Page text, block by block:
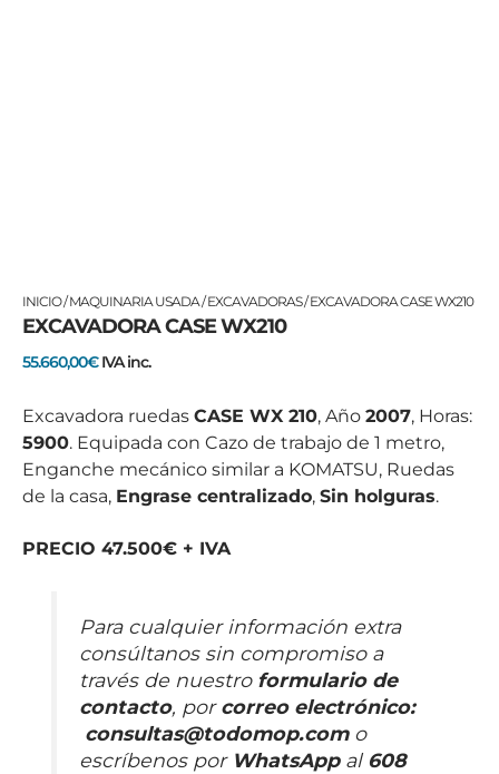
INICIO/MAQUINARIA USADA/EXCAVADORAS/ EXCAVADORA CASE WX210
EXCAVADORA CASE WX210
55.660,00€ IVA inc.
Excavadora ruedas CASE WX 210, Año 2007, Horas:
5900. Equipada con Cazo de trabajo de 1 metro,
Enganche mecánico similar a KOMATSU, Ruedas
de la casa, Engrase centralizado, Sin holguras.
PRECIO 47.500€ + IVA
Para cualquier información extra
consúltanos sin compromiso a
través de nuestro formulario de
contacto, porcorreo electrónico:
consultas@todomop.como
escríbenos por WhatsAppal 608